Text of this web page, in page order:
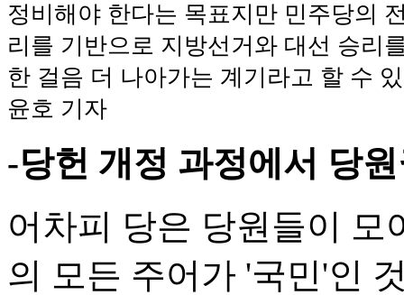
정비해야 한다는 목표지만 민주당의
리를 기반으로 지방선거와 대선 승리
한 걸음 더 나아가는 계기라고 할 수
윤호 기자
-당헌 개정 과정에서 당
어차피 당은 당원들이 모
의 모든 주어가 '국민'인